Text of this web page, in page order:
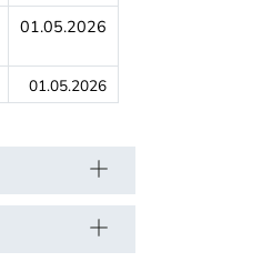
01.05.2026
01.05.2026